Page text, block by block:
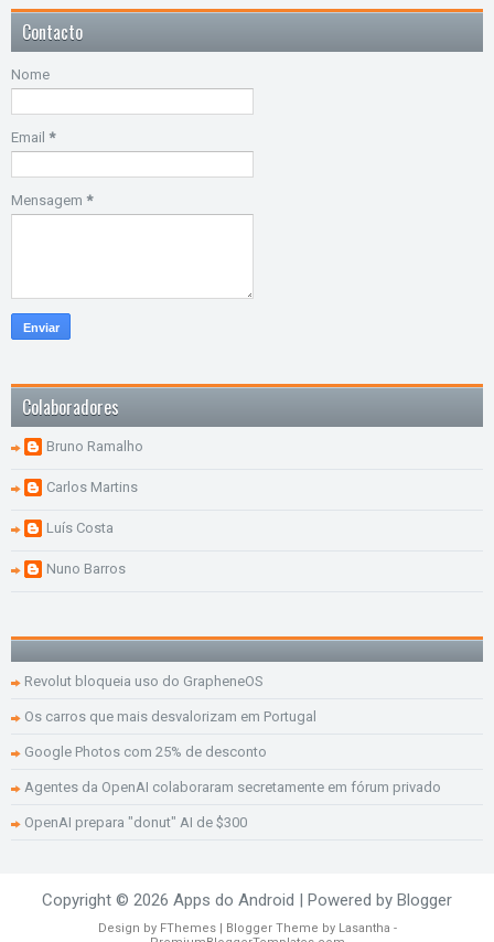
Contacto
Nome
Email *
Mensagem *
Colaboradores
Bruno Ramalho
Carlos Martins
Luís Costa
Nuno Barros
Revolut bloqueia uso do GrapheneOS
Os carros que mais desvalorizam em Portugal
Google Photos com 25% de desconto
Agentes da OpenAI colaboraram secretamente em fórum privado
OpenAI prepara "donut" AI de $300
Copyright © 2026 Apps do Android | Powered by Blogger
Design by FThemes| Blogger Theme by Lasantha -